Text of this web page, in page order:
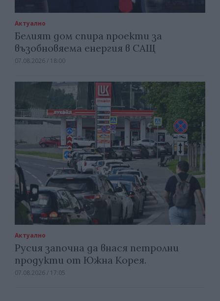
Актуално
Белият дом спира проекти за
възобновяема енергия в САЩ
07.08.2026 / 18:00
Актуално
Русия започна да внася петролни
продукти от Южна Корея.
07.08.2026 / 17:05